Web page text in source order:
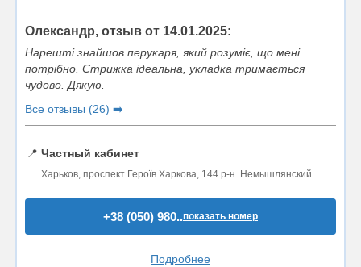
Олександр, отзыв от 14.01.2025:
Нарешті знайшов перукаря, який розуміє, що мені
потрібно. Стрижка ідеальна, укладка тримається
чудово. Дякую.
Все отзывы (26) ➡️
📍 Частный кабинет
Харьков, проспект Героїв Харкова, 144 р-н. Немышлянский
+38 (050) 980..показать номер
Подробнее